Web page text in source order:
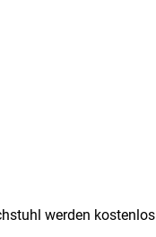
werden kostenlos